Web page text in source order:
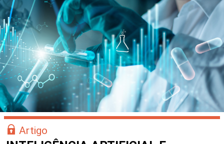
Artigo